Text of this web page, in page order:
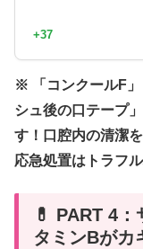
+37
※ 「コンクールF」
シュ後の口テープ
す！口腔内の清潔
応急処置はトラフ
💊 PART 4
タミンBがカ